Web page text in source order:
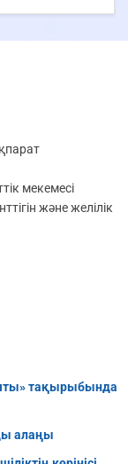
мекемесі
және желілік
тақырыбында
алаңы